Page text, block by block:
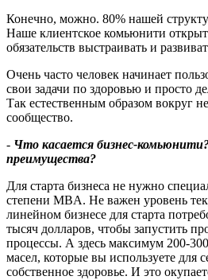
Конечно, можно. 80% нашей
Наше клиентское комьюнити
обязательств выстраивать и
Очень часто человек начинает
свои задачи по здоровью и просто
Так естественным образом вокруг
сообщество.
- Что касается бизнес-
преимущества?
Для старта бизнеса не нужно
степени MBA. Не важен уровень
линейном бизнесе для старта
тысяч долларов, чтобы запустить
процессы. А здесь максимум 200-
масел, которые вы используете для
собственное здоровье. И это